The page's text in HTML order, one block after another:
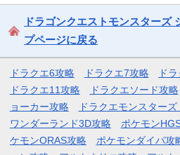
ドラゴンクエストモンスターズ
プページに戻る
ドラクエ6攻略 ドラクエ7攻略 ド
ドラクエ11攻略
ドラクエソード攻略
ョーカー攻略
ドラクエモンスター
ワンダーランド3D攻略
ポケモン
ケモンORAS攻略
ポケモンダイパ攻